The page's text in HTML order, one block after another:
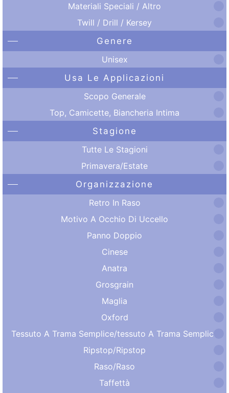
Materiali Speciali / Altro
Twill / Drill / Kersey
Genere
Unisex
Usa Le Applicazioni
Scopo Generale
Top, Camicette, Biancheria Intima
Stagione
Tutte Le Stagioni
Primavera/Estate
Organizzazione
Retro In Raso
Motivo A Occhio Di Uccello
Panno Doppio
Cinese
Anatra
Grosgrain
Maglia
Oxford
Tessuto A Trama Semplice/tessuto A Trama Semplice
Ripstop/Ripstop
Raso/Raso
Taffettà